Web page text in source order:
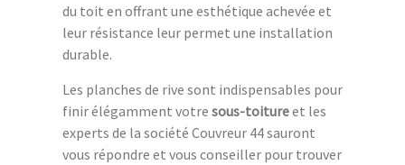
du toit en offrant une esthétique achevée et
leur résistance leur permet une installation
durable.
Les planches de rive sont indispensables pour
finir élégamment votre sous-toitureet les
experts de la société Couvreur 44 sauront
vous répondre et vous conseiller pour trouver